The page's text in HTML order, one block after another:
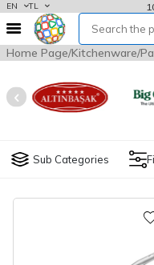
EN TL
Home Page Kitchenware
Sub Categories